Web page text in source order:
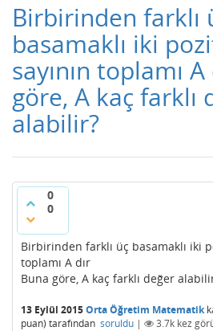
Birbirinden farklı
basamaklı iki
sayının toplamı
göre, A kaç farklı
alabilir?
0
0
Birbirinden farklı üç basamaklı iki
toplamı A dır
Buna göre, A kaç farklı değer
13 Eylül 2015Orta Öğretim Matematik
puan) tarafından soruldu | 3.7k kez